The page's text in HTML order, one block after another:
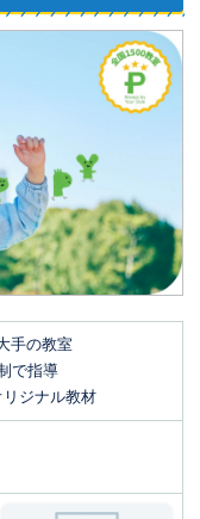
手の教室
で指導
リジナル教材